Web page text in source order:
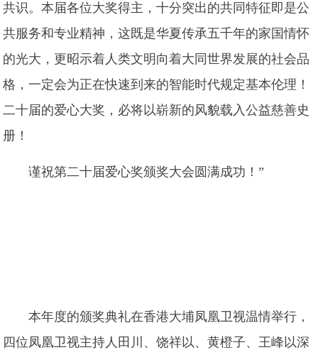
共识。本届各位大奖得主，十分突出的共同特征即是公
共服务和专业精神，这既是华夏传承五千年的家国情怀
的光大，更昭示着人类文明向着大同世界发展的社会品
格，一定会为正在快速到来的智能时代规定基本伦理！
二十届的爱心大奖，必将以崭新的风貌载入公益慈善史
册！
谨祝第二十届爱心奖颁奖大会圆满成功！”
本年度的颁奖典礼在香港大埔凤凰卫视温情举行，
四位凤凰卫视主持人田川、饶祥以、黄橙子、王峰以深